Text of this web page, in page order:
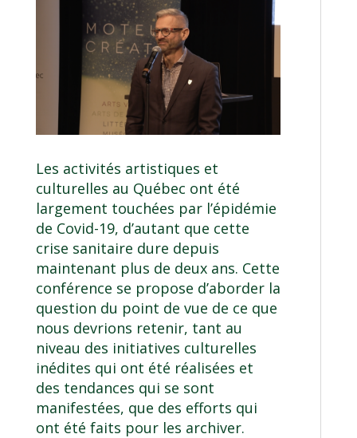
Les activités artistiques et
culturelles au Québec ont été
largement touchées par l’épidémie
de Covid-19, d’autant que cette
crise sanitaire dure depuis
maintenant plus de deux ans. Cette
conférence se propose d’aborder la
question du point de vue de ce que
nous devrions retenir, tant au
niveau des initiatives culturelles
inédites qui ont été réalisées et
des tendances qui se sont
manifestées, que des efforts qui
ont été faits pour les archiver.